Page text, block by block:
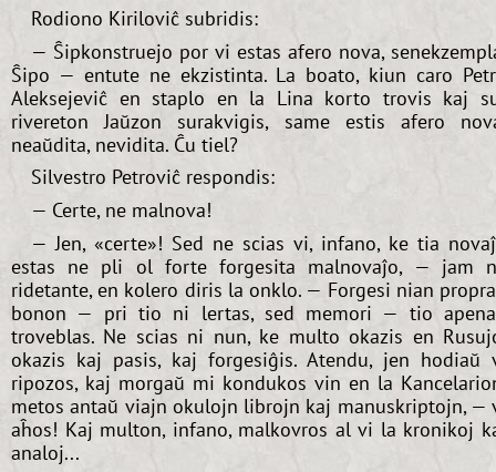
Rodiono Kiriloviĉ subridis:
— Ŝipkonstruejo por vi estas afero nova,
Ŝipo — entute ne ekzistinta. La boato, kiun caro
Aleksejeviĉ en staplo en la Lina korto trovis kaj
rivereton Jaŭzon surakvigis, same estis afero
neaŭdita, nevidita. Ĉu tiel?
Silvestro Petroviĉ respondis:
— Certe, ne malnova!
— Jen, «certe»! Sed ne scias vi, infano, ke tia
estas ne pli ol forte forgesita malnovaĵo, — jam
ridetante, en kolero diris la onklo. — Forgesi nian
bonon — pri tio ni lertas, sed memori — tio
troveblas. Ne scias ni nun, ke multo okazis en
okazis kaj pasis, kaj forgesiĝis. Atendu, jen hodiaŭ
ripozos, kaj morgaŭ mi kondukos vin en la
metos antaŭ viajn okulojn librojn kaj manuskriptojn, —
aĥos! Kaj multon, infano, malkovros al vi la kronikoj
analoj...